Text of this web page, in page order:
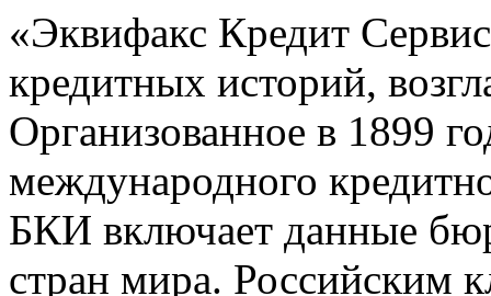
«Эквифакс Кредит
кредитных историй,
Организованное в 1899
международного
БКИ включает данные
стран мира. Российским